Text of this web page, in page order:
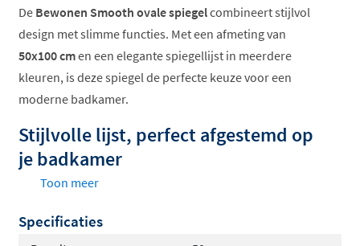
De Bewonen Smooth ovale spiegelcombineert stijlvol
design met slimme functies. Met een afmeting van
50x100 cmen een elegante spiegellijst in meerdere
kleuren, is deze spiegel de perfecte keuze voor een
moderne badkamer.
Stijlvolle lijst, perfect afgestemd op
je badkamer
spiegelrand:
Toon meer
Specificaties